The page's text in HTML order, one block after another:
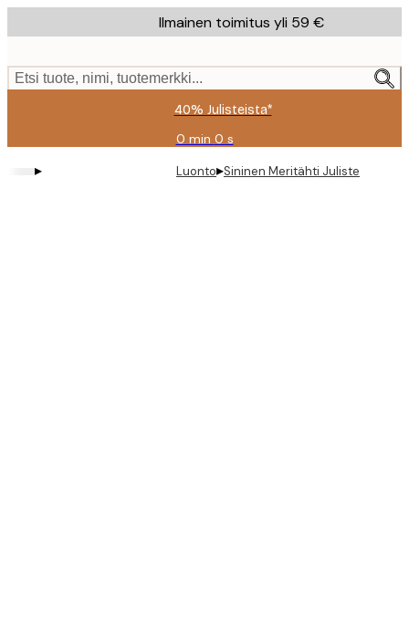
to
content.
Ilmainen toimitus yli 59 €
Etsi tuote, nimi, tuotemerkki...
40% Julisteista*
0 min 0 s
Voimassa
asti:
2026-
▸ Luonto▸Sininen Meritähti Juliste